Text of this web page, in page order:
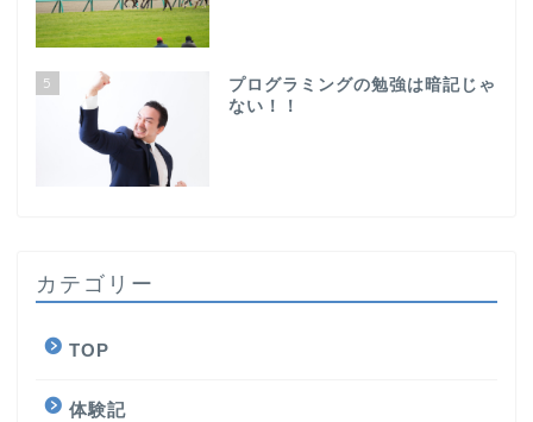
5
プログラミングの勉強は暗記じゃ
ない！！
カテゴリー
TOP
体験記